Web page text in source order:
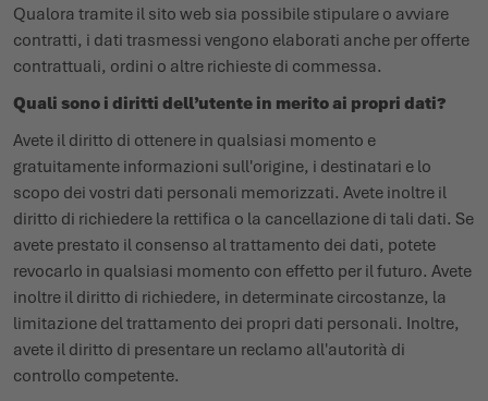
Qualora tramite il sito web sia possibile stipulare o avviare
contratti, i dati trasmessi vengono elaborati anche per offerte
contrattuali, ordini o altre richieste di commessa.
Quali sono i diritti dell’utente in merito ai propri dati?
Avete il diritto di ottenere in qualsiasi momento e
gratuitamente informazioni sull'origine, i destinatari e lo
scopo dei vostri dati personali memorizzati. Avete inoltre il
diritto di richiedere la rettifica o la cancellazione di tali dati. Se
avete prestato il consenso al trattamento dei dati, potete
revocarlo in qualsiasi momento con effetto per il futuro. Avete
inoltre il diritto di richiedere, in determinate circostanze, la
limitazione del trattamento dei propri dati personali. Inoltre,
avete il diritto di presentare un reclamo all'autorità di
controllo competente.